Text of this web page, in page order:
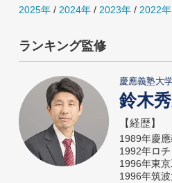
2025年 / 2024年 / 2023年 / 2022年
ランキング監修
慶應義塾大
鈴木
【経歴】
1989年慶
1992年ロ
1996年東
1996年筑